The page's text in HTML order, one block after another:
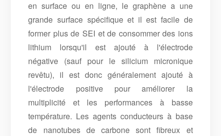
en surface ou en ligne, le graphène a une
grande surface spécifique et il est facile de
former plus de SEI et de consommer des ions
lithium lorsqu'il est ajouté à l'électrode
négative (sauf pour le silicium micronique
revêtu), il est donc généralement ajouté à
l'électrode positive pour améliorer la
multiplicité et les performances à basse
température. Les agents conducteurs à base
de nanotubes de carbone sont fibreux et